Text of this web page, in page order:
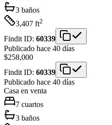
3 baños
3,407 ft2
Findit ID: 60339
Publicado hace 40 días
$258,000
Findit ID: 60339
Publicado hace 40 días
Casa en venta
7 cuartos
3 baños